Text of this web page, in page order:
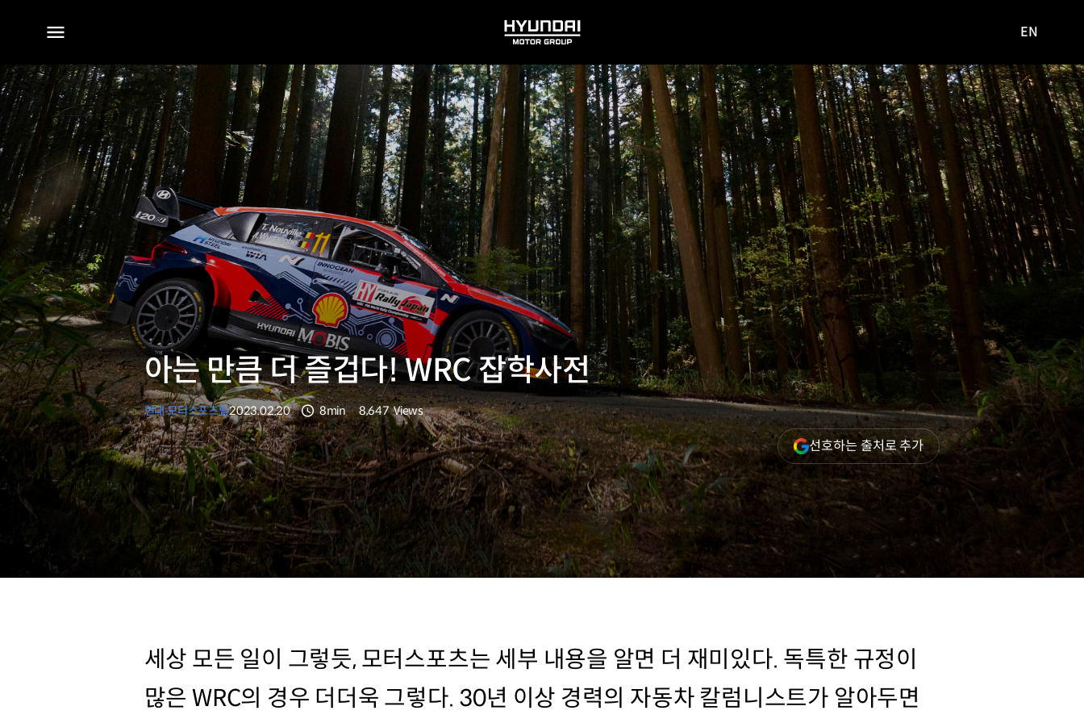
전체
메뉴
HYUNDAI
MOTOR
GROUP
사이트로
이동
EN
아는 만큼 더 즐겁다! WRC 잡학사전
현대 모터스포츠팀2023.02.20
분량
8min
조회수
8,647 Views
선호하는 출처로 추가(새
창
열림)
세상 모든 일이 그렇듯, 모터스포츠는 세부 내용을 알면 더 재미있다. 독특한 규정이
많은 WRC의 경우 더더욱 그렇다. 30년 이상 경력의 자동차 칼럼니스트가 알아두면